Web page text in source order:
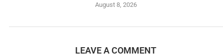
August 8, 2026
LEAVE A COMMENT